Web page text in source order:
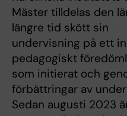
Mäster tilldelas den
längre tid skött sin
undervisning på ett
pedagogiskt
som initierat och
förbättringar av
Sedan augusti 2023